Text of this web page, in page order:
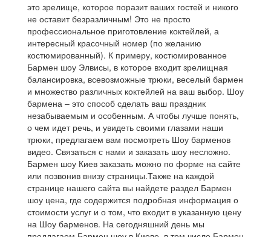
это зрелище, которое поразит ваших гостей и никого
не оставит безразличным! Это не просто
профессиональное приготовление коктейлей, а
интересный красочный номер (по желанию
костюмированный). К примеру, костюмированное
Бармен шоу Элвисы, в которое входит зрелищная
балансировка, всевозможные трюки, веселый бармен
и множество различных коктейлей на ваш выбор. Шоу
бармена – это способ сделать ваш праздник
незабываемым и особенным. А чтобы лучше понять,
о чем идет речь, и увидеть своими глазами наши
трюки, предлагаем вам посмотреть Шоу барменов
видео. Связаться с нами и заказать шоу несложно.
Бармен шоу Киев заказать можно по форме на сайте
или позвонив внизу страницы.Также на каждой
странице нашего сайта вы найдете раздел Бармен
шоу цена, где содержится подробная информация о
стоимости услуг и о том, что входит в указанную цену
на Шоу барменов. На сегодняшний день мы